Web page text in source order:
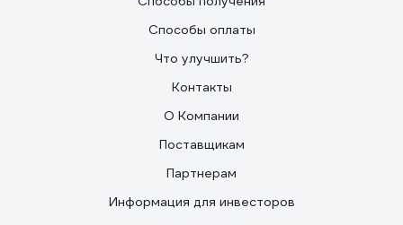
Способы оплаты
Что улучшить?
Контакты
О Компании
Поставщикам
Партнерам
Информация для инвесторов